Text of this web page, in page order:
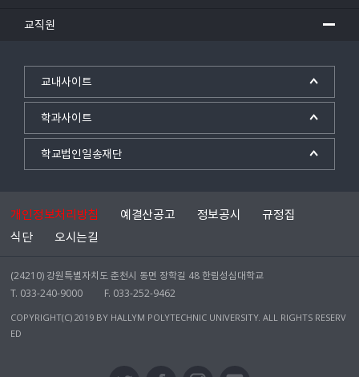
교직원
교내사이트
학과사이트
학교법인일송재단
개인정보처리방침 예결산공고 정보공시
규정집
식단
오시는길
(24210) 강원특별자치도 춘천시 동면 장학길 48 한림성심대학교
T. 033-240-9000
F. 033-252-9462
COPYRIGHT(C) 2019 BY HALLYM POLYTECHNIC UNIVERSITY. ALL RIGHTS RESERV
ED